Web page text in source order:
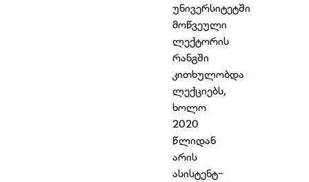
უნივერსიტეტში
მოწვეული
ლექტორის
რანგში
კითხულობდა
ლექციებს,
ხოლო
2020
წლიდან
არის
ასისტენტ-